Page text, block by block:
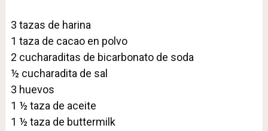
3 tazas de harina ⁣
1 taza de cacao en polvo ⁣
2 cucharaditas de bicarbonato de soda
½ cucharadita de sal ⁣
3 huevos⁣
1 ½ taza de aceite ⁣
1 ½ taza de buttermilk ⁣